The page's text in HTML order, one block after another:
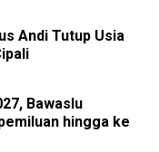
Andi Tutup Usia
Bawaslu
hingga ke